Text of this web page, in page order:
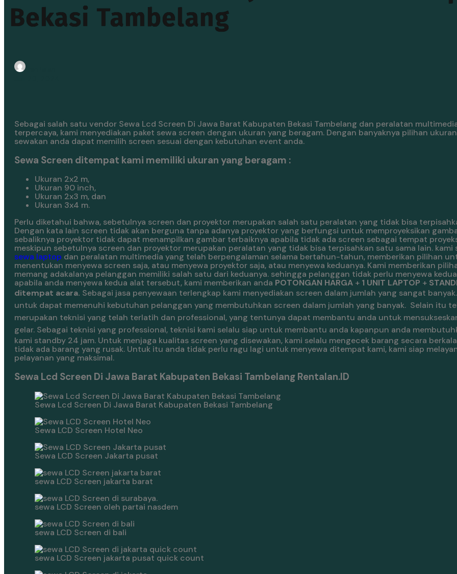
Bekasi Tambelang
Sebagai salah satu vendor Sewa Lcd Screen Di Jawa Barat Kabupaten Bekasi Tambelang dan peralatan
terpercaya, kami menyediakan paket sewa screen dengan ukuran yang beragam. Dengan banyaknya pilihan
sewakan anda dapat memilih screen sesuai dengan kebutuhan event anda.
Sewa Screen ditempat kami memiliki ukuran yang beragam :
Ukuran 2x2 m,
Ukuran 90 inch,
Ukuran 2x3 m, dan
Ukuran 3x4 m.
Perlu diketahui bahwa, sebetulnya screen dan proyektor merupakan salah satu peralatan yang tidak bisa
Dengan kata lain screen tidak akan berguna tanpa adanya proyektor yang berfungsi untuk memproyeksikan
sebaliknya proyektor tidak dapat menampilkan gambar terbaiknya apabila tidak ada screen sebagai tempat
meskipun sebetulnya screen dan proyektor merupakan peralatan yang tidak bisa terpisahkan satu sama lain. kami
sewa laptop dan peralatan multimedia yang telah berpengalaman selama bertahun-tahun, memberikan pilihan
menentukan menyewa screen saja, atau menyewa proyektor saja, atau menyewa keduanya. Kami memberikan
memang adakalanya pelanggan memiliki salah satu dari keduanya. sehingga pelanggan tidak perlu menyewa
apabila anda menyewa kedua alat tersebut, kami memberikan anda POTONGAN HARGA + 1 UNIT LAPTOP +
ditempat acara. Sebagai jasa penyewaan terlengkap kami menyediakan screen dalam jumlah yang sangat banyak.
untuk dapat memenuhi kebutuhan pelanggan yang membutuhkan screen dalam jumlah yang banyak. Selain itu
merupakan teknisi yang telah terlatih dan professional, yang tentunya dapat membantu anda untuk
gelar. Sebagai teknisi yang professional, teknisi kami selalu siap untuk membantu anda kapanpun anda
kami standby 24 jam. Untuk menjaga kualitas screen yang disewakan, kami selalu mengecek barang secara
tidak ada barang yang rusak. Untuk itu anda tidak perlu ragu lagi untuk menyewa ditempat kami, kami siap
pelayanan yang maksimal.
Sewa Lcd Screen Di Jawa Barat Kabupaten Bekasi Tambelang Rentalan.ID
Sewa Lcd Screen Di Jawa Barat Kabupaten Bekasi Tambelang
Sewa LCD Screen Hotel Neo
Sewa LCD Screen Jakarta pusat
sewa LCD Screen jakarta barat
sewa LCD Screen oleh partai nasdem
sewa LCD Screen di bali
sewa LCD Screen jakarta pusat quick count